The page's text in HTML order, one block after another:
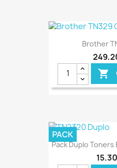
Brother

Pack Duplo Toners
PACK